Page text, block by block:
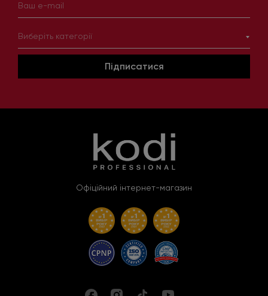
Виберіть категорії
Підписатися
Офіційний інтернет-магазин